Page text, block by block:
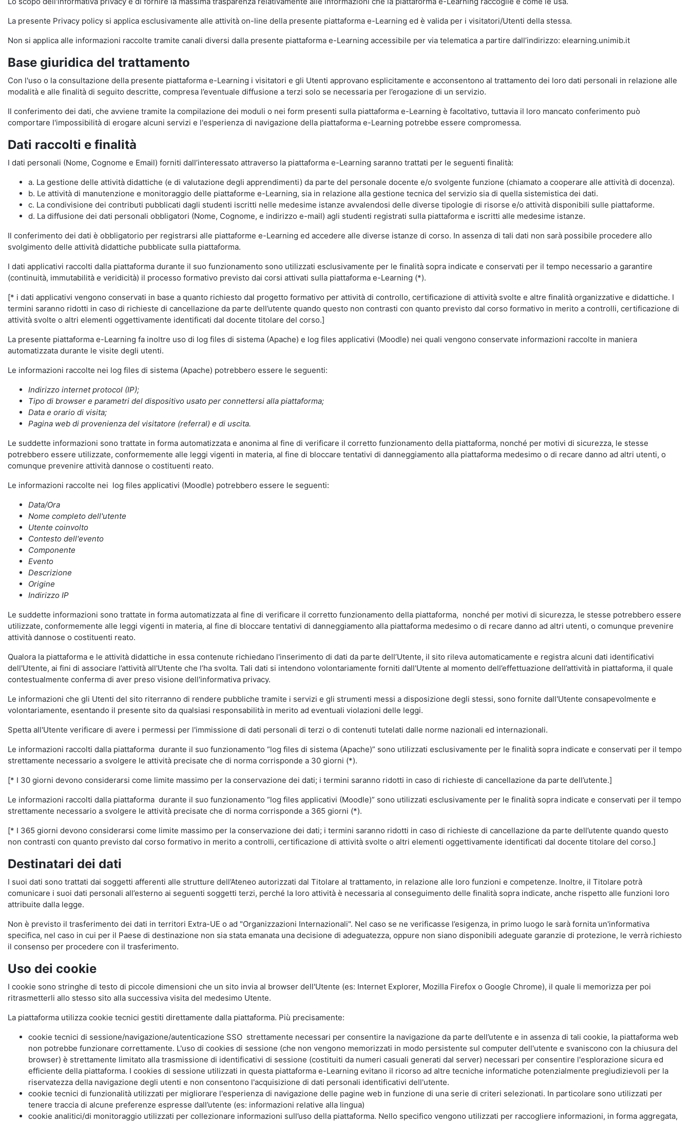
La presente Privacy policy si applica esclusivamente alle attività on-line della presente piattaforma e-Learning ed è valida per i visitatori/Utenti della stessa.
Non si applica alle informazioni raccolte tramite canali diversi dalla presente piattaforma e-Learning accessibile per via telematica a partire dall’indirizzo: elearning.unimib.it
Base giuridica del trattamento
Con l'uso o la consultazione della presente piattaforma e-Learning i visitatori e gli Utenti approvano esplicitamente e acconsentono al trattamento dei loro dati personali in relazione alle
modalità e alle finalità di seguito descritte, compresa l’eventuale diffusione a terzi solo se necessaria per l’erogazione di un servizio.
Il conferimento dei dati, che avviene tramite la compilazione dei moduli o nei form presenti sulla piattaforma e-Learning è facoltativo, tuttavia il loro mancato conferimento può
comportare l'impossibilità di erogare alcuni servizi e l'esperienza di navigazione della piattaforma e-Learning potrebbe essere compromessa.
Dati raccolti e finalità
I dati personali (Nome, Cognome e Email) forniti dall’interessato attraverso la piattaforma e-Learning saranno trattati per le seguenti finalità:
a. La gestione delle attività didattiche (e di valutazione degli apprendimenti) da parte del personale docente e/o svolgente funzione (chiamato a cooperare alle attività di docenza).
b. Le attività di manutenzione e monitoraggio delle piattaforme e-Learning, sia in relazione alla gestione tecnica del servizio sia di quella sistemistica dei dati.
c. La condivisione dei contributi pubblicati dagli studenti iscritti nelle medesime istanze avvalendosi delle diverse tipologie di risorse e/o attività disponibili sulle piattaforme.
d. La diffusione dei dati personali obbligatori (Nome, Cognome, e indirizzo e-mail) agli studenti registrati sulla piattaforma e iscritti alle medesime istanze.
Il conferimento dei dati è obbligatorio per registrarsi alle piattaforme e-Learning ed accedere alle diverse istanze di corso. In assenza di tali dati non sarà possibile procedere allo
svolgimento delle attività didattiche pubblicate sulla piattaforma.
I dati applicativi raccolti dalla piattaforma durante il suo funzionamento sono utilizzati esclusivamente per le finalità sopra indicate e conservati per il tempo necessario a garantire
(continuità, immutabilità e veridicità) il processo formativo previsto dai corsi attivati sulla piattaforma e-Learning (*).
[* i dati applicativi vengono conservati in base a quanto richiesto dal progetto formativo per attività di controllo, certificazione di attività svolte e altre finalità organizzative e didattiche. I
termini saranno ridotti in caso di richieste di cancellazione da parte dell’utente quando questo non contrasti con quanto previsto dal corso formativo in merito a controlli, certificazione di
attività svolte o altri elementi oggettivamente identificati dal docente titolare del corso.]
La presente piattaforma e-Learning fa inoltre uso di log files di sistema (Apache) e log files applicativi (Moodle) nei quali vengono conservate informazioni raccolte in maniera
automatizzata durante le visite degli utenti.
Le informazioni raccolte nei log files di sistema (Apache) potrebbero essere le seguenti:
Indirizzo internet protocol (IP);
Tipo di browser e parametri del dispositivo usato per connettersi alla piattaforma;
Data e orario di visita;
Pagina web di provenienza del visitatore (referral) e di uscita.
Le suddette informazioni sono trattate in forma automatizzata e anonima al fine di verificare il corretto funzionamento della piattaforma, nonché per motivi di sicurezza, le stesse
potrebbero essere utilizzate, conformemente alle leggi vigenti in materia, al fine di bloccare tentativi di danneggiamento alla piattaforma medesimo o di recare danno ad altri utenti, o
comunque prevenire attività dannose o costituenti reato.
Le informazioni raccolte nei log files applicativi (Moodle) potrebbero essere le seguenti:
Data/Ora
Nome completo dell'utente
Utente coinvolto
Contesto dell'evento
Componente
Evento
Descrizione
Origine
Indirizzo IP
Le suddette informazioni sono trattate in forma automatizzata al fine di verificare il corretto funzionamento della piattaforma, nonché per motivi di sicurezza, le stesse potrebbero essere
utilizzate, conformemente alle leggi vigenti in materia, al fine di bloccare tentativi di danneggiamento alla piattaforma medesimo o di recare danno ad altri utenti, o comunque prevenire
attività dannose o costituenti reato.
Qualora la piattaforma e le attività didattiche in essa contenute richiedano l'inserimento di dati da parte dell’Utente, il sito rileva automaticamente e registra alcuni dati identificativi
dell'Utente, ai fini di associare l’attività all'Utente che l’ha svolta. Tali dati si intendono volontariamente forniti dall'Utente al momento dell’effettuazione dell’attività in piattaforma, il quale
contestualmente conferma di aver preso visione dell'informativa privacy.
Le informazioni che gli Utenti del sito riterranno di rendere pubbliche tramite i servizi e gli strumenti messi a disposizione degli stessi, sono fornite dall'Utente consapevolmente e
volontariamente, esentando il presente sito da qualsiasi responsabilità in merito ad eventuali violazioni delle leggi.
Spetta all'Utente verificare di avere i permessi per l'immissione di dati personali di terzi o di contenuti tutelati dalle norme nazionali ed internazionali.
Le informazioni raccolti dalla piattaforma durante il suo funzionamento “log files di sistema (Apache)” sono utilizzati esclusivamente per le finalità sopra indicate e conservati per il tempo
strettamente necessario a svolgere le attività precisate che di norma corrisponde a 30 giorni (*).
[* I 30 giorni devono considerarsi come limite massimo per la conservazione dei dati; i termini saranno ridotti in caso di richieste di cancellazione da parte dell’utente.]
Le informazioni raccolti dalla piattaforma durante il suo funzionamento “log files applicativi (Moodle)” sono utilizzati esclusivamente per le finalità sopra indicate e conservati per il tempo
strettamente necessario a svolgere le attività precisate che di norma corrisponde a 365 giorni (*).
[* I 365 giorni devono considerarsi come limite massimo per la conservazione dei dati; i termini saranno ridotti in caso di richieste di cancellazione da parte dell’utente quando questo
non contrasti con quanto previsto dal corso formativo in merito a controlli, certificazione di attività svolte o altri elementi oggettivamente identificati dal docente titolare del corso.]
Destinatari dei dati
I suoi dati sono trattati dai soggetti afferenti alle strutture dell’Ateneo autorizzati dal Titolare al trattamento, in relazione alle loro funzioni e competenze. Inoltre, il Titolare potrà
comunicare i suoi dati personali all’esterno ai seguenti soggetti terzi, perché la loro attività è necessaria al conseguimento delle finalità sopra indicate, anche rispetto alle funzioni loro
attribuite dalla legge.
Non è previsto il trasferimento dei dati in territori Extra-UE o ad "Organizzazioni Internazionali". Nel caso se ne verificasse l’esigenza, in primo luogo le sarà fornita un'informativa
specifica, nel caso in cui per il Paese di destinazione non sia stata emanata una decisione di adeguatezza, oppure non siano disponibili adeguate garanzie di protezione, le verrà richiesto
il consenso per procedere con il trasferimento.
Uso dei cookie
I cookie sono stringhe di testo di piccole dimensioni che un sito invia al browser dell'Utente (es: Internet Explorer, Mozilla Firefox o Google Chrome), il quale li memorizza per poi
ritrasmetterli allo stesso sito alla successiva visita del medesimo Utente.
La piattaforma utilizza cookie tecnici gestiti direttamente dalla piattaforma. Più precisamente:
cookie tecnici di sessione/navigazione/autenticazione SSO strettamente necessari per consentire la navigazione da parte dell’utente e in assenza di tali cookie, la piattaforma web
non potrebbe funzionare correttamente. L'uso di cookies di sessione (che non vengono memorizzati in modo persistente sul computer dell'utente e svaniscono con la chiusura del
browser) è strettamente limitato alla trasmissione di identificativi di sessione (costituiti da numeri casuali generati dal server) necessari per consentire l'esplorazione sicura ed
efficiente della piattaforma. I cookies di sessione utilizzati in questa piattaforma e-Learning evitano il ricorso ad altre tecniche informatiche potenzialmente pregiudizievoli per la
riservatezza della navigazione degli utenti e non consentono l'acquisizione di dati personali identificativi dell'utente.
cookie tecnici di funzionalità utilizzati per migliorare l'esperienza di navigazione delle pagine web in funzione di una serie di criteri selezionati. In particolare sono utilizzati per
tenere traccia di alcune preferenze espresse dall’utente (es: informazioni relative alla lingua)
cookie analitici/di monitoraggio utilizzati per collezionare informazioni sull’uso della piattaforma. Nello specifico vengono utilizzati per raccogliere informazioni, in forma aggregata,